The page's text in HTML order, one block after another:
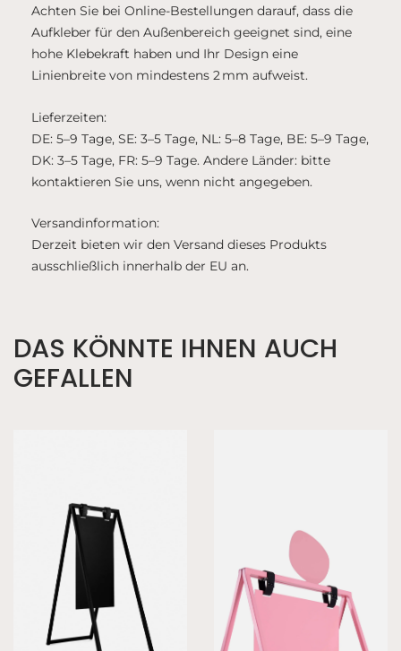
Achten Sie bei Online-Bestellungen darauf, dass die
Aufkleber für den Außenbereich geeignet sind, eine
hohe Klebekraft haben und Ihr Design eine
Linienbreite von mindestens 2 mm aufweist.
Lieferzeiten:
DE: 5–9 Tage, SE: 3–5 Tage, NL: 5–8 Tage, BE: 5–9 Tage,
DK: 3–5 Tage, FR: 5–9 Tage. Andere Länder: bitte
kontaktieren Sie uns, wenn nicht angegeben.
Versandinformation:
Derzeit bieten wir den Versand dieses Produkts
ausschließlich innerhalb der EU an.
DAS KÖNNTE IHNEN AUCH
GEFALLEN